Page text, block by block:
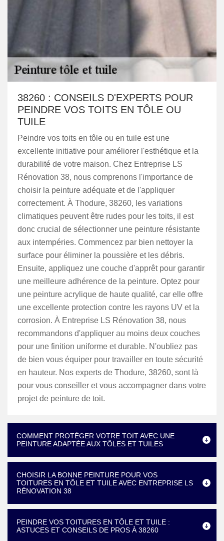
38260 : CONSEILS D'EXPERTS POUR
PEINDRE VOS TOITS EN TÔLE OU
TUILE
Peindre vos toits en tôle ou en tuile est une
excellente initiative pour améliorer l'esthétique et la
durabilité de votre maison. Chez Entreprise LS
Rénovation 38, nous comprenons l'importance de
choisir la peinture adéquate et de l'appliquer
correctement. À Thodure, 38260, les variations
climatiques peuvent être rudes pour les toits, il est
donc crucial de sélectionner une peinture résistante
aux intempéries. Commencez par bien nettoyer la
surface pour éliminer la poussière et les débris.
Ensuite, appliquez une couche d'apprêt pour garantir
une meilleure adhérence de la peinture. Optez pour
une peinture acrylique de haute qualité, car elle offre
une excellente protection contre les rayons UV et la
corrosion. À Entreprise LS Rénovation 38, nous
recommandons d'appliquer au moins deux couches
pour une finition uniforme et durable. N'oubliez pas
de bien vous équiper pour travailler en toute sécurité
en hauteur. Nos experts de Thodure, 38260, sont là
pour vous conseiller et vous accompagner dans votre
projet de peinture de toit.
COMMENT PROTÉGER VOTRE TOIT AVEC UNE
PEINTURE ADAPTÉE AUX TÔLES ET TUILES
CHOISIR LA BONNE PEINTURE POUR VOS
TOITURES EN TÔLE ET TUILE AVEC ENTREPRISE LS
RÉNOVATION 38
PEINDRE VOS TOITURES EN TÔLE ET TUILE :
ASTUCES ET CONSEILS DE PROS À 38260